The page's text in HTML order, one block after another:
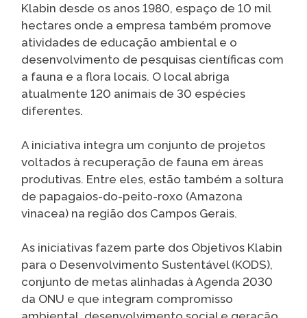
Klabin desde os anos 1980, espaço de 10 mil
hectares onde a empresa também promove
atividades de educação ambiental e o
desenvolvimento de pesquisas científicas com
a fauna e a flora locais. O local abriga
atualmente 120 animais de 30 espécies
diferentes.
A iniciativa integra um conjunto de projetos
voltados à recuperação de fauna em áreas
produtivas. Entre eles, estão também a soltura
de papagaios-do-peito-roxo (Amazona
vinacea) na região dos Campos Gerais.
As iniciativas fazem parte dos Objetivos Klabin
para o Desenvolvimento Sustentável (KODS),
conjunto de metas alinhadas à Agenda 2030
da ONU e que integram compromisso